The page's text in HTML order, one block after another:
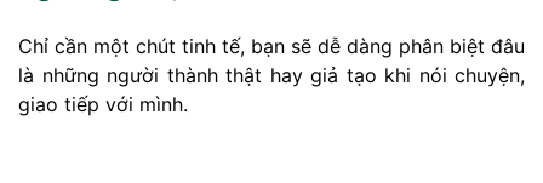
Chỉ cần một chút tinh tế, bạn sẽ dễ dàng phân biệt đâu
là những người thành thật hay giả tạo khi nói chuyện,
giao tiếp với mình.